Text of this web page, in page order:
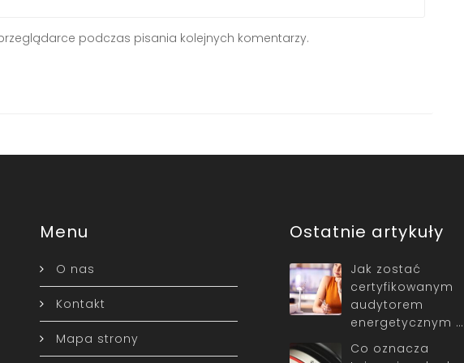
podczas pisania kolejnych komentarzy.
Menu
O nas
Kontakt
Mapa strony
Ostatnie artykuły
Jak zostać
certyfikowanym
audytorem
energetycznym …
Co oznacza